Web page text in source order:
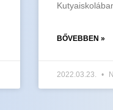
BŐVEBBEN »
2022.03.23.